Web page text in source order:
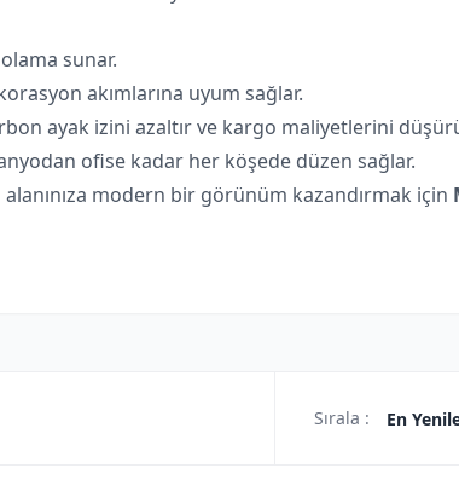
sunar.
akımlarına uyum sağlar.
ayak izini azaltır ve kargo maliyetlerini
ofise kadar her köşede düzen sağlar.
alanınıza modern bir görünüm kazandırmak için
Sırala : En